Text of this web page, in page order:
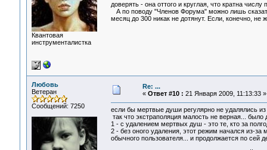
Квантовая
инструменталистка
доверять - она оттого и круглая, что кратна числу
А по поводу "Членов Форума" можно лишь
месяц до 300 никак не дотянут. Если, конечно, не
Любовь
Ветеран
Сообщений: 7250
Re: ...
« Ответ #10 : 21 Января 2009, 11:13:33 »
если бы мертвые души регулярно не удалялись
так что экстраполяция малость не верная... было
1 - с удалением мертвых душ - это те, кто за
2 - без оного удаления, этот режим начался из-
обычного пользователя... и продолжается по сей